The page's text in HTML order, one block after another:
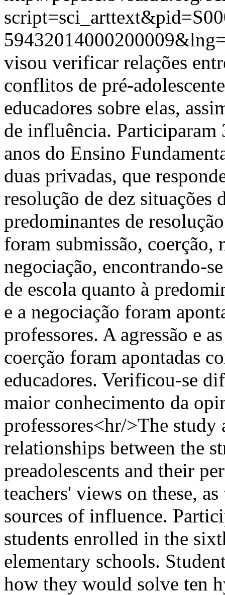
visou verificar relações
conflitos de pré-
educadores sobre elas,
de influência. Participaram
anos do Ensino
duas privadas, que
resolução de dez situações
predominantes de
foram submissão, coerção,
negociação, encontrando-
de escola quanto à
e a negociação foram
professores. A agressão e
coerção foram apontadas
educadores. Verificou-se
maior conhecimento da
professores<hr/>The
relationships between the
preadolescents and their
teachers' views on these,
sources of influence.
students enrolled in the
elementary schools.
how they would solve ten